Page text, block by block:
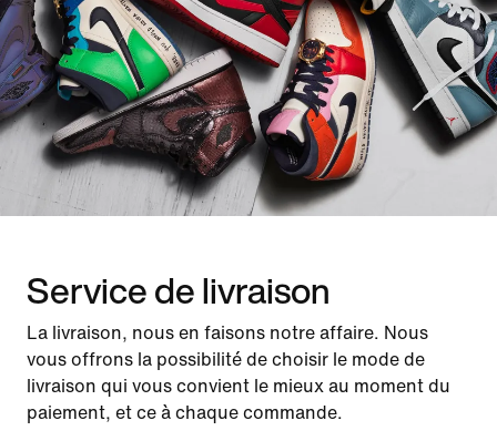
Service de livraison
La livraison, nous en faisons notre affaire. Nous
vous offrons la possibilité de choisir le mode de
livraison qui vous convient le mieux au moment du
paiement, et ce à chaque commande.